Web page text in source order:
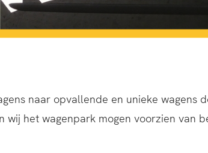
naar opvallende en unieke wagens
wij het wagenpark mogen voorzien van